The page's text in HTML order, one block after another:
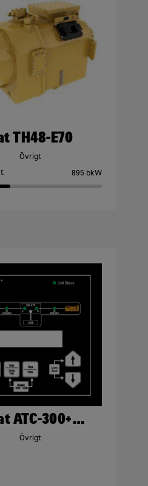
TH48-E70
Övrigt
895 bkW
ATC-300+
STYRENHET
Övrigt